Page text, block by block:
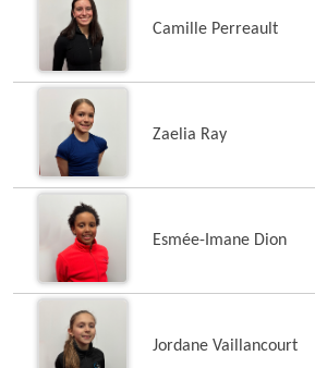
Camille Perreault
Zaelia Ray
Esmée-Imane Dion
Jordane Vaillancourt